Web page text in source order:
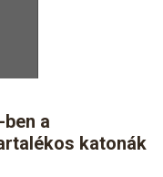
a
katonák